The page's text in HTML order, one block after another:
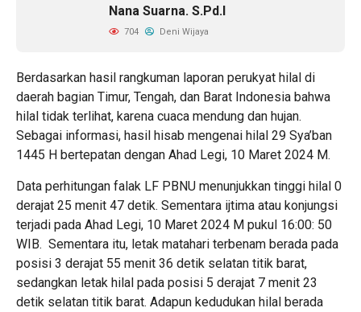
Nana Suarna. S.Pd.I
704 Deni Wijaya
Berdasarkan hasil rangkuman laporan perukyat hilal di
daerah bagian Timur, Tengah, dan Barat Indonesia bahwa
hilal tidak terlihat, karena cuaca mendung dan hujan.
Sebagai informasi, hasil hisab mengenai hilal 29 Sya’ban
1445 H bertepatan dengan Ahad Legi, 10 Maret 2024 M.
Data perhitungan falak LF PBNU menunjukkan tinggi hilal 0
derajat 25 menit 47 detik. Sementara ijtima atau konjungsi
terjadi pada Ahad Legi, 10 Maret 2024 M pukul 16:00: 50
WIB. Sementara itu, letak matahari terbenam berada pada
posisi 3 derajat 55 menit 36 detik selatan titik barat,
sedangkan letak hilal pada posisi 5 derajat 7 menit 23
detik selatan titik barat. Adapun kedudukan hilal berada